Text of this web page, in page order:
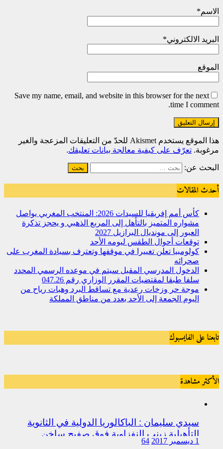
الاسم*
البريد الالكتروني*
الموقع
Save my name, email, and website in this browser for the next
time I comment.
هذا الموقع يستخدم Akismet للحدّ من التعليقات المزعجة والغير
مرغوبة. تعرّف على كيفية معالجة بيانات تعليقك.
البحث عن:
أحدث المقالات
كأس أمم إفريقيا للسيدات 2026: المنتخب المغربي يواصل
مشواره المتميز بالتأهل إلى المربع الذهبي و يحجز تذكرة
العبور إلى مونديال البرازيل 2027
توقعات أحوال الطقس ليومه الأحد
كولومبيا تعلن تغييرا في موقفها وتعترف بسيادة المغرب على
صحرائه
الدخول المدرسي المقبل سیتم في موعده الرسمي المحدد
سلفا طبقا لمقتضیات المقرر الوزاري رقم 047.26
موجة حر وزخات رعدية مع تساقط البرد وهبات رياح من
اليوم الجمعة إلى الأحد بعدد من مناطق المملكة
تابعنا على الفايسبوك
الأكثر مشاهدة
سيدي سليمان : الباكالوريا الدولية في الثانوية
التأهيلية زينب النفزاوية فوق صفيح ساخن
1 ديسمبر 2017 64